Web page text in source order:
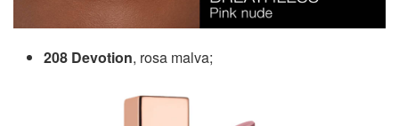
208 Devotion, rosa malva;